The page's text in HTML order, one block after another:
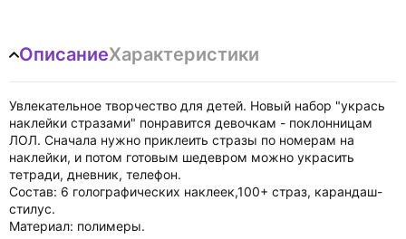
ОписаниеХарактеристики
Увлекательное творчество для детей. Новый набор "укрась
наклейки стразами" понравится девочкам - поклонницам
ЛОЛ. Сначала нужно приклеить стразы по номерам на
наклейки, и потом готовым шедевром можно украсить
тетради, дневник, телефон.
Состав: 6 голографических наклеек,100+ страз, карандаш-
стилус.
Материал: полимеры.